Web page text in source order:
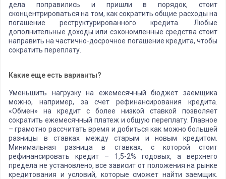
дела поправились и пришли в порядок, стоит
сконцентрироваться на том, как сократить общие расходы на
погашение реструктурированного кредита. Любые
дополнительные доходы или сэкономленные средства стоит
направить на частично-досрочное погашение кредита, чтобы
сократить переплату.
Какие еще есть варианты?
Уменьшить нагрузку на ежемесячный бюджет заемщика
можно, например, за счет рефинансирования кредита.
«Обмен» на кредит с более низкой ставкой позволяет
сократить ежемесячный платеж и общую переплату. Главное
– грамотно рассчитать время и добиться как можно большей
разницы в ставках между старым и новым кредитом.
Минимальная разница в ставках, с которой стоит
рефинансировать кредит – 1,5-2% годовых, а верхнего
предела не установлено, все зависит от положения на рынке
кредитования и условий, которые сможет найти заемщик.